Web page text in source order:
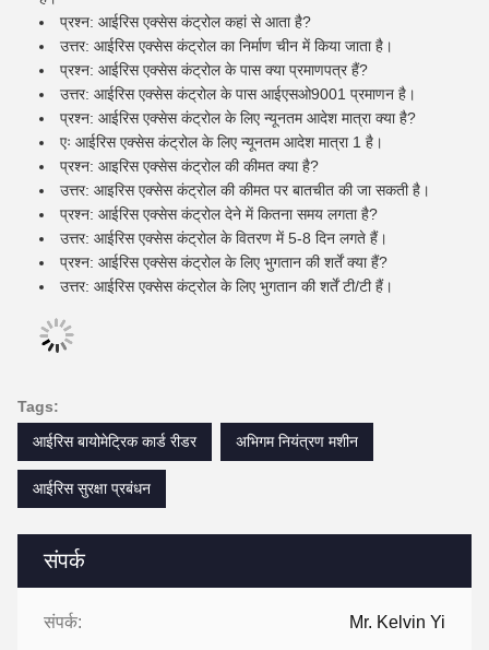
संपर्क
संपर्क: Mr. Kelvin Yi
प्रश्न: आईरिस एक्सेस कंट्रोल कहां से आता है?
उत्तर: आईरिस एक्सेस कंट्रोल का निर्माण चीन में किया जाता है।
प्रश्न: आईरिस एक्सेस कंट्रोल के पास क्या प्रमाणपत्र हैं?
उत्तर: आईरिस एक्सेस कंट्रोल के पास आईएसओ9001 प्रमाणन है।
प्रश्न: आईरिस एक्सेस कंट्रोल के लिए न्यूनतम आदेश मात्रा क्या है?
एः आईरिस एक्सेस कंट्रोल के लिए न्यूनतम आदेश मात्रा 1 है।
प्रश्न: आइरिस एक्सेस कंट्रोल की कीमत क्या है?
उत्तर: आइरिस एक्सेस कंट्रोल की कीमत पर बातचीत की जा सकती है।
प्रश्न: आईरिस एक्सेस कंट्रोल देने में कितना समय लगता है?
उत्तर: आईरिस एक्सेस कंट्रोल के वितरण में 5-8 दिन लगते हैं।
प्रश्न: आईरिस एक्सेस कंट्रोल के लिए भुगतान की शर्तें क्या हैं?
उत्तर: आईरिस एक्सेस कंट्रोल के लिए भुगतान की शर्तें टी/टी हैं।
Tags:
आईरिस बायोमेट्रिक कार्ड रीडर
अभिगम नियंत्रण मशीन
आईरिस सुरक्षा प्रबंधन